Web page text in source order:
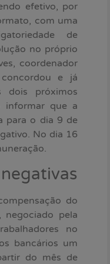
efetivo, por
com uma
de
no próprio
coordenador
e já
dois próximos
informar que a
para o dia 9 de
No dia 16
do
negociado pela
no
bancários um
do mês de